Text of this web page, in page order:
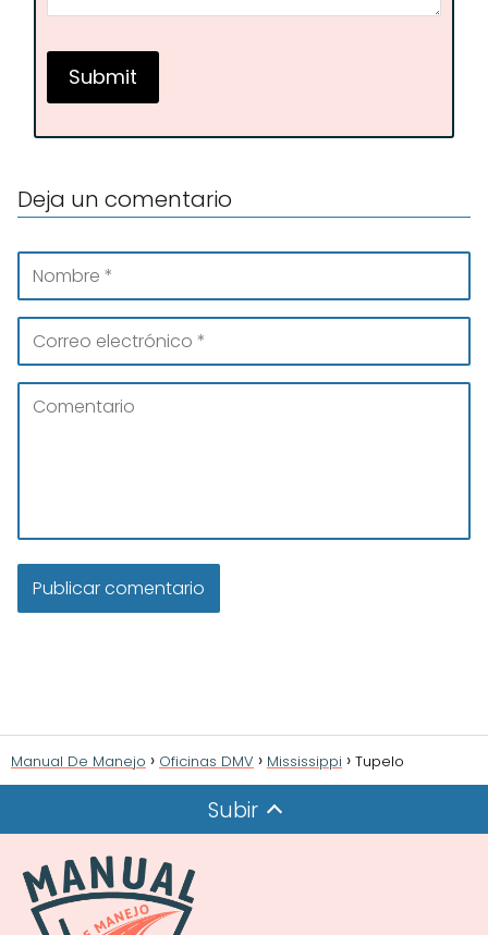
Deja un comentario
Manual De Manejo Oficinas DMV Mississippi Tupelo
Subir